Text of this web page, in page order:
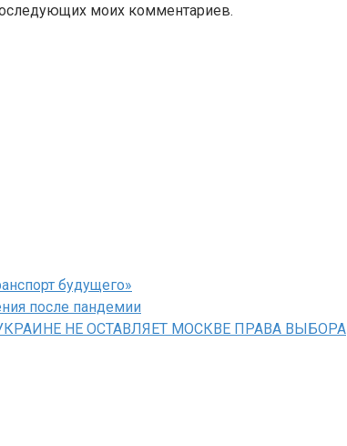
моих комментариев.
будущего»
после пандемии
НЕ ОСТАВЛЯЕТ МОСКВЕ ПРАВА ВЫБОРА